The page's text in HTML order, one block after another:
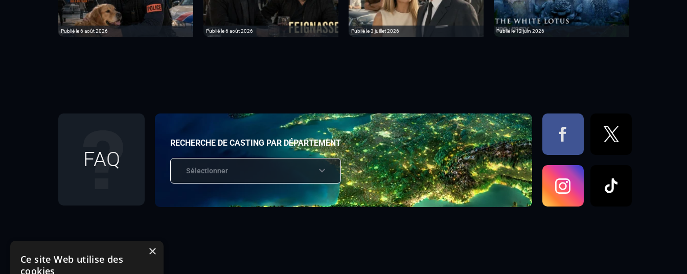
Publié le 6 août 2026 Publié le 6 août 2026 Publié le 3 juillet 2026 Publié le 12 juin 2026
FAQ
RECHERCHE DE CASTING PAR DÉPARTEMENT
Sélectionner
×
Ce site Web utilise des
cookies